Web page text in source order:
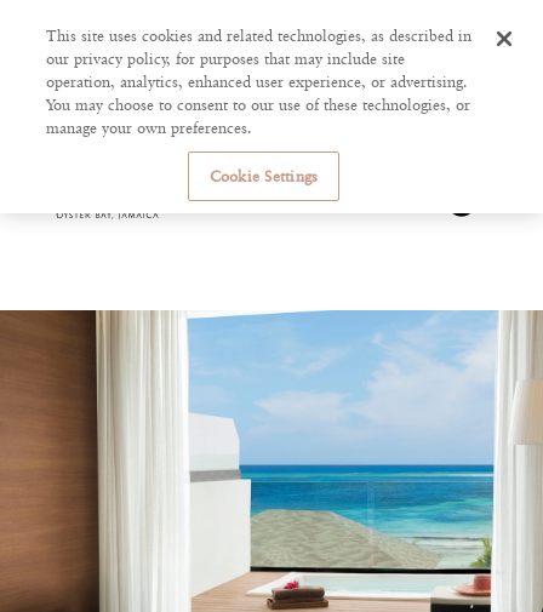
This site uses cookies and related technologies, as described in
our privacy policy, for purposes that may include site
operation, analytics, enhanced user experience, or advertising.
You may choose to consent to our use of these technologies, or
manage your own preferences.
Cookie Settings